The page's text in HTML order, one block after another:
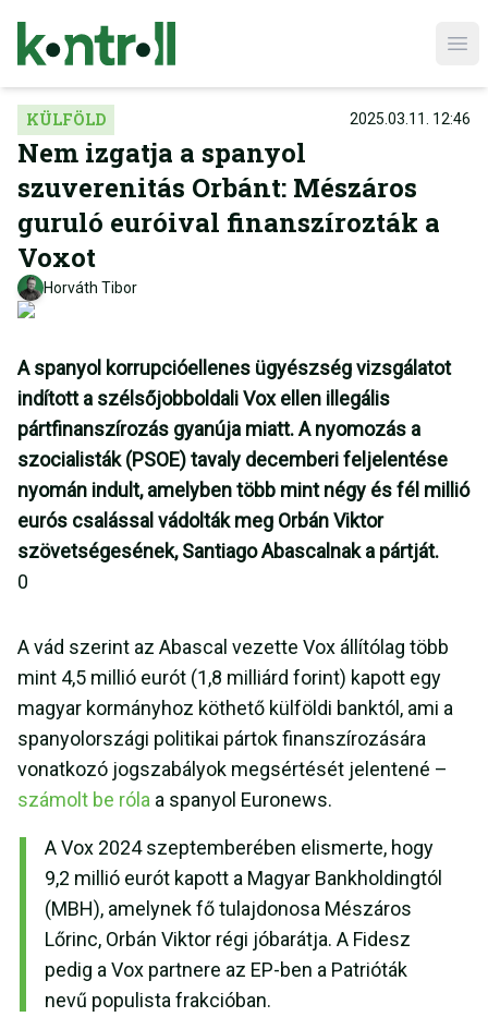
KÜLFÖLD 2025.03.11. 12:46
Nem izgatja a spanyol
szuverenitás Orbánt: Mészáros
guruló euróival finanszírozták a
Voxot
Horváth Tibor
A spanyol korrupcióellenes ügyészség vizsgálatot
indított a szélsőjobboldali Vox ellen illegális
pártfinanszírozás gyanúja miatt. A nyomozás a
szocialisták (PSOE) tavaly decemberi feljelentése
nyomán indult, amelyben több mint négy és fél millió
eurós csalással vádolták meg Orbán Viktor
szövetségesének, Santiago Abascalnak a pártját.
0
A vád szerint az Abascal vezette Vox állítólag több
mint 4,5 millió eurót (1,8 milliárd forint) kapott egy
magyar kormányhoz köthető külföldi banktól, ami a
spanyolországi politikai pártok finanszírozására
vonatkozó jogszabályok megsértését jelentené –
számolt be róla a spanyol Euronews.
A Vox 2024 szeptemberében elismerte, hogy
9,2 millió eurót kapott a Magyar Bankholdingtól
(MBH), amelynek fő tulajdonosa Mészáros
Lőrinc, Orbán Viktor régi jóbarátja. A Fidesz
pedig a Vox partnere az EP-ben a Patrióták
nevű populista frakcióban.